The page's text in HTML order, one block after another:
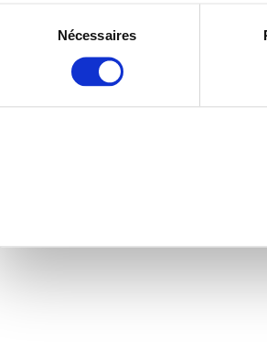
web, qui peuvent
que vous leur
consentement
Nécessaires